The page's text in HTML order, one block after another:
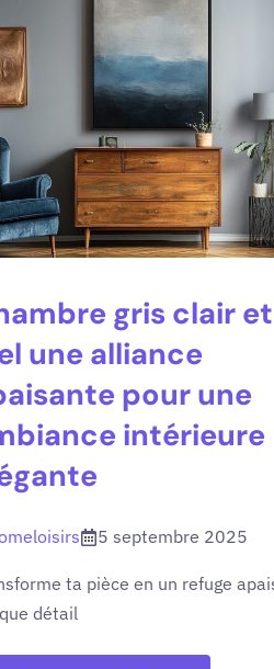
gris clair
une alliance
pour une
intérieure
5 septembre 2025
ta pièce en un refuge
détail